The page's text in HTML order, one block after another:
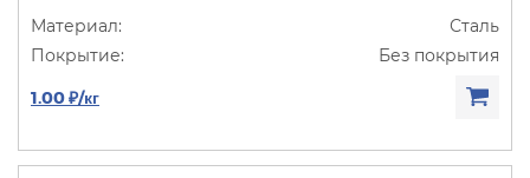
Сталь
Без покрытия
1.00 ₽/кг